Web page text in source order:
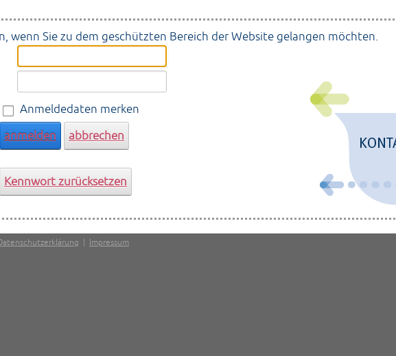
wenn Sie zu dem geschützten Bereich der Website gelangen möchten.
Anmeldedaten merken
anmelden
abbrechen
Kennwort zurücksetzen
Impressum